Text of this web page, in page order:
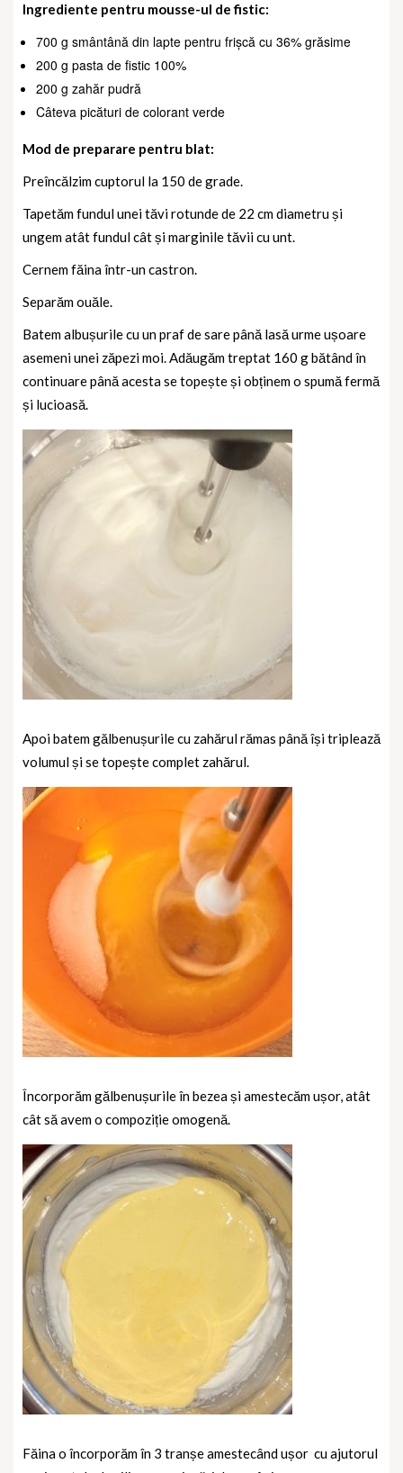
Ingrediente pentru mousse-ul de fistic:
700 g smântână din lapte pentru frișcă cu 36% grăsime
200 g pasta de fistic 100%
200 g zahăr pudră
Câteva picături de colorant verde
Mod de preparare pentru blat:
Preîncălzim cuptorul la 150 de grade.
Tapetăm fundul unei tăvi rotunde de 22 cm diametru și
ungem atât fundul cât și marginile tăvii cu unt.
Cernem făina într-un castron.
Separăm ouăle.
Batem albușurile cu un praf de sare până lasă urme ușoare
asemeni unei zăpezi moi.Adăugăm treptat 160 g bătând în
continuare până acesta se topește și obținem o spumă fermă
și lucioasă.
Apoi batem gălbenușurile cu zahărul rămas până își triplează
volumul și se topește complet zahărul.
Încorporăm gălbenușurile în bezea și amestecăm ușor, atât
cât să avem o compoziție omogenă.
Făina o încorporăm în 3 tranșe amestecând ușor cu ajutorul